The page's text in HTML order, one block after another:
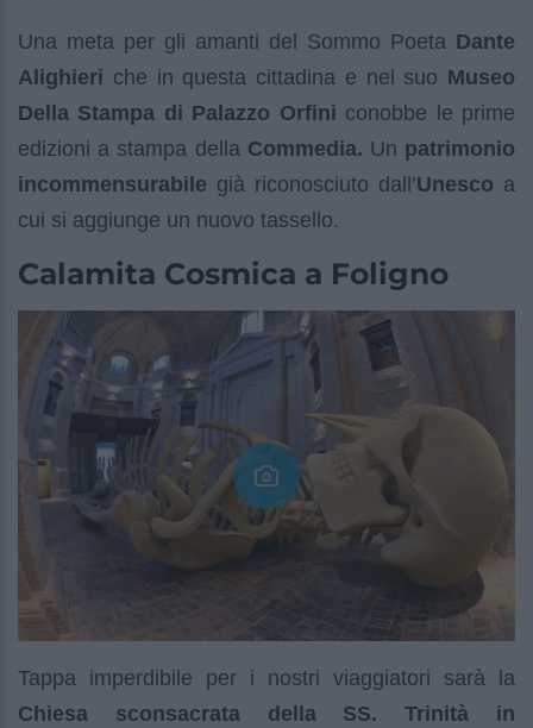
Una meta per gli amanti del Sommo Poeta Dante
Alighieri che in questa cittadina e nel suo Museo
Della Stampa di Palazzo Orfini conobbe le prime
edizioni a stampa della Commedia. Un patrimonio
incommensurabile già riconosciuto dall’Unesco a
cui si aggiunge un nuovo tassello.
Calamita Cosmica a Foligno
Tappa imperdibile per i nostri viaggiatori sarà la
Chiesa sconsacrata della SS. Trinità in